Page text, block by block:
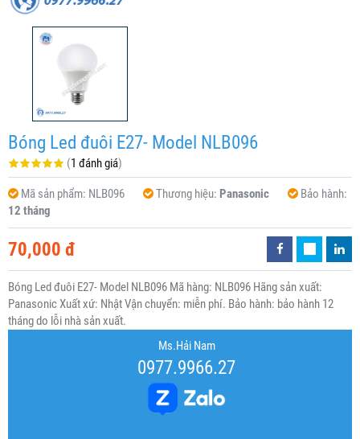
Bóng Led đuôi E27- Model NLB096
(1 đánh giá)
Mã sản phẩm: NLB096 Thương hiệu: Panasonic
Bảo hành:
12 tháng
70,000 đ
Bóng Led đuôi E27- Model NLB096 Mã hàng: NLB096 Hãng sản xuất:
Panasonic Xuất xứ: Nhật Vận chuyển: miễn phí. Bảo hành: bảo hành 12
tháng do lỗi nhà sản xuất.
Ms.Hải Nam
0977.9966.27